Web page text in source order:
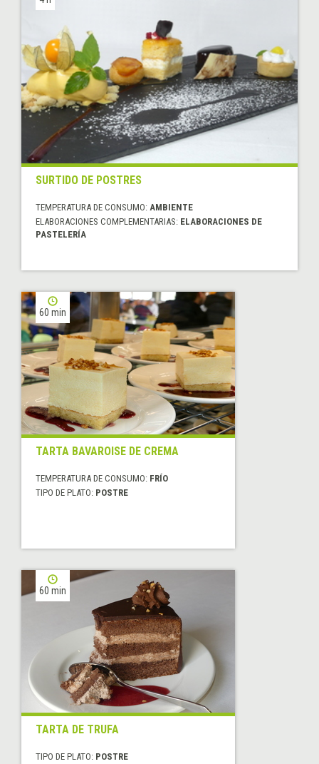
SURTIDO DE POSTRES
TEMPERATURA DE CONSUMO: AMBIENTE
ELABORACIONES COMPLEMENTARIAS: ELABORACIONES DE
PASTELERÍA
60 min
TARTA BAVAROISE DE CREMA
TEMPERATURA DE CONSUMO: FRÍO
TIPO DE PLATO: POSTRE
60 min
TARTA DE TRUFA
TIPO DE PLATO: POSTRE